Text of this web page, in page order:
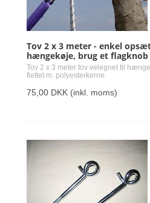
Tov 2 x 3 meter - enkel
hængekøje, brug et
Tov 2 x 3 meter tov velegnet til
flettet m. polyesterkerne.
75,00 DKK (inkl. moms)